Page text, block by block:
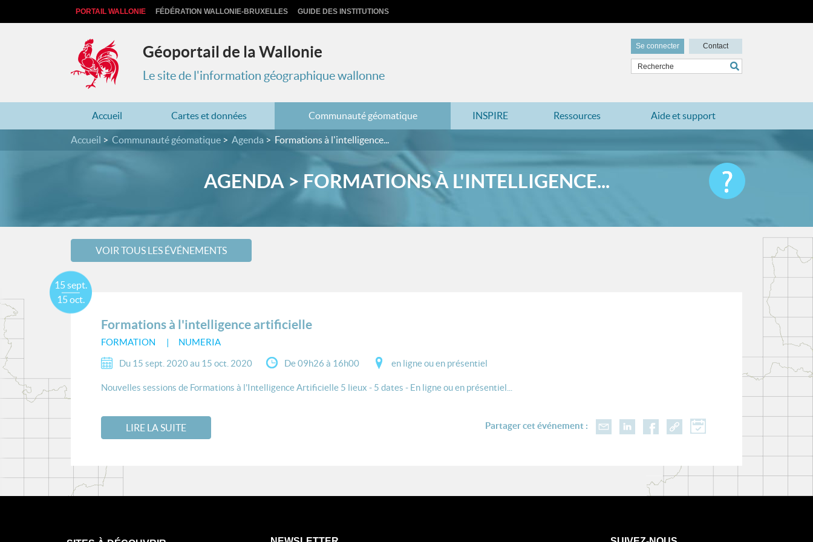
PORTAIL WALLONIE FÉDÉRATION WALLONIE-BRUXELLES GUIDE DES INSTITUTIONS
Géoportail de la Wallonie
Le site de l'information géographique wallonne
Se connecter Contact
Accueil Cartes et données Communauté géomatique INSPIRE Ressources Aide et support
Accueil Communauté géomatique Agenda Formations à l'intelligence...
AGENDA > FORMATIONS À L'INTELLIGENCE...
VOIR TOUS LES ÉVÉNEMENTS
Formations à l'intelligence artificielle
FORMATION NUMERIA
15 sept.
15 oct.
Du 15 sept. 2020 au 15 oct. 2020 De 09h26 à 16h00 en ligne ou en présentiel
Nouvelles sessions de Formations à l'Intelligence Artificielle 5 lieux - 5 dates - En ligne ou en présentiel...
LIRE LA SUITE Partager cet événement :